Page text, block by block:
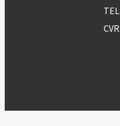
TEL: